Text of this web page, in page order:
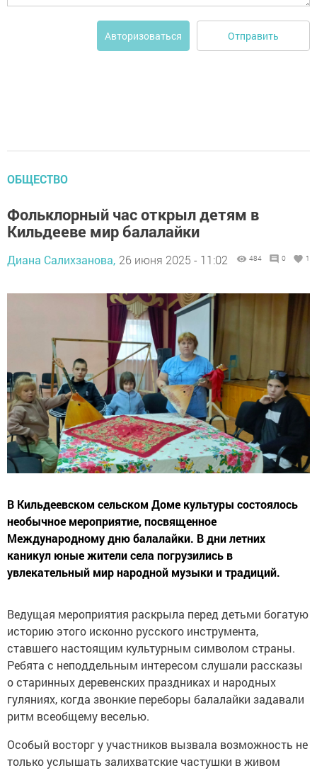
Авторизоваться Отправить
ОБЩЕСТВО
Фольклорный час открыл детям в
Кильдееве мир балалайки
Диана Салихзанова, 26 июня 2025 - 11:02 484 0 1
В Кильдеевском сельском Доме культуры состоялось
необычное мероприятие, посвященное
Международному дню балалайки. В дни летних
каникул юные жители села погрузились в
увлекательный мир народной музыки и традиций.
Ведущая мероприятия раскрыла перед детьми богатую
историю этого исконно русского инструмента,
ставшего настоящим культурным символом страны.
Ребята с неподдельным интересом слушали рассказы
о старинных деревенских праздниках и народных
гуляниях, когда звонкие переборы балалайки задавали
ритм всеобщему веселью.
Особый восторг у участников вызвала возможность не
только услышать залихватские частушки в живом